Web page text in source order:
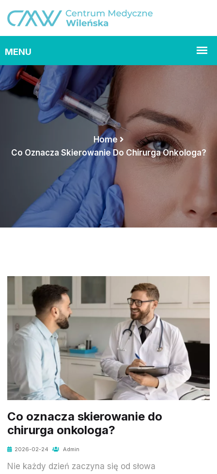
Home
Co Oznacza Skierowanie Do Chirurga Onkologa?
Co oznacza skierowanie do
chirurga onkologa?
2026-02-24 Admin
Nie każdy dzień zaczyna się od słowa